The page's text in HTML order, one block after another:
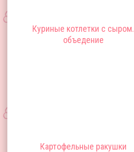
Куриные котлетки с сыром.
объедение
Картофельные ракушки